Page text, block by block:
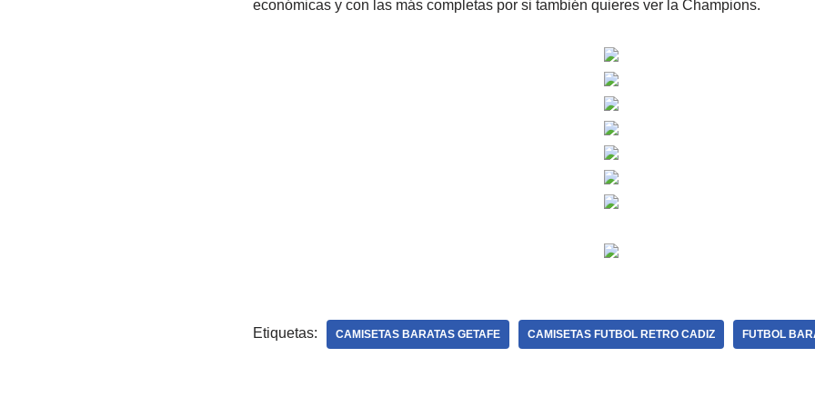
económicas y con las más completas por si también quieres ver la Champions.
Etiquetas: CAMISETAS BARATAS GETAFE CAMISETAS FUTBOL RETRO CADIZ FUTBOL